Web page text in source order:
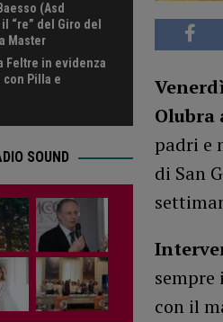
Olubra
padri e
di San
sempre
con il
(Asd
“re” del Giro del
Master
Feltre in evidenza
con Pilla e
SOUND